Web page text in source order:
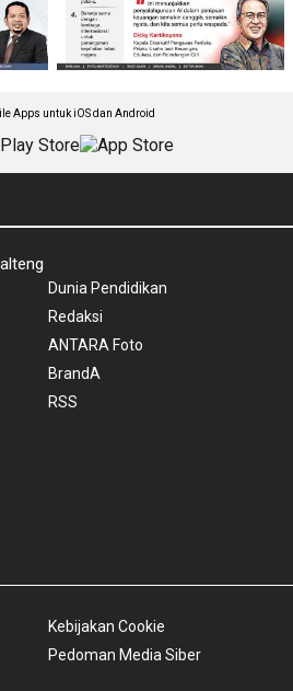
Apps untuk iOS dan Android
Dunia Pendidikan
Redaksi
ANTARA Foto
BrandA
RSS
Kebijakan Cookie
Pedoman Media Siber